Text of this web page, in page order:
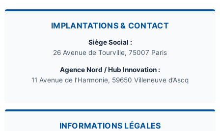
IMPLANTATIONS & CONTACT
Siège Social :
26 Avenue de Tourville, 75007 Paris
Agence Nord / Hub Innovation :
11 Avenue de l’Harmonie, 59650 Villeneuve d’Ascq
INFORMATIONS LÉGALES